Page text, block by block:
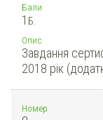
Бали
1 Б.
Опис
Завдання
2018 рік
Номер